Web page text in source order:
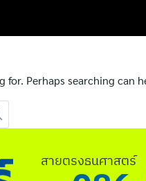
for:
for. Perhaps searching can
สายตรงธนศาสตร์